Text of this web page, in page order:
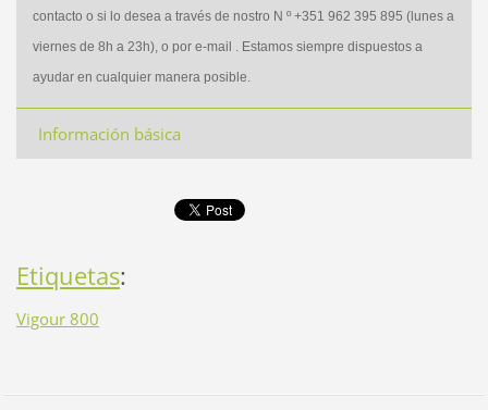
contacto o si lo desea a través de nostro N º +351 962 395 895 (lunes a
viernes de 8h a 23h), o por e-mail . Estamos siempre dispuestos a
ayudar en cualquier manera posible.
Información básica
Etiquetas:
Vigour 800